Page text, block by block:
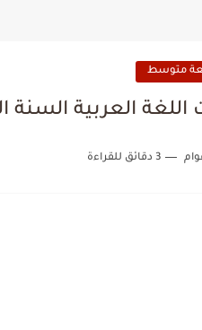
متوسط
العربية السنة
3 دقائق للقراءة